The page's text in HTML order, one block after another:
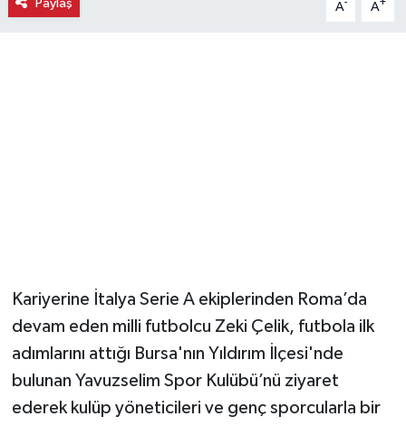
Paylaş A- A+
Kariyerine İtalya Serie A ekiplerinden Roma’da
devam eden milli futbolcu Zeki Çelik, futbola ilk
adımlarını attığı Bursa'nın Yıldırım İlçesi'nde
bulunan Yavuzselim Spor Kulübü’nü ziyaret
ederek kulüp yöneticileri ve genç sporcularla bir
Haber
Sağlık
Seri İlan
Siyaset